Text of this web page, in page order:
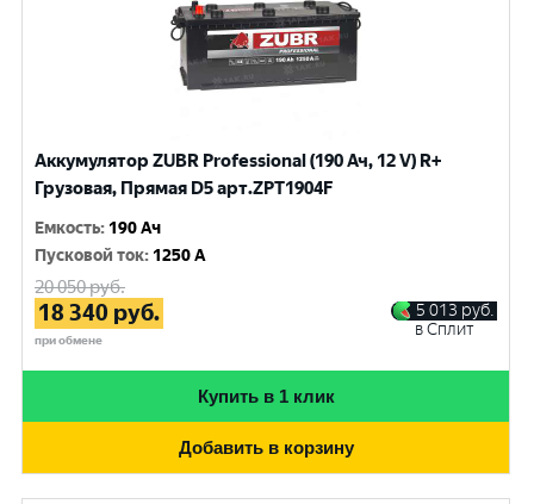
Аккумулятор ZUBR Professional (190 Ач, 12 V) R+
Грузовая, Прямая D5 арт.ZPT1904F
Емкость: 190 Ач
Пусковой ток: 1250 A
20 050руб.
18 340 руб.
при обмене
5 013 руб.
в Сплит
Купить в 1 клик
Добавить в корзину